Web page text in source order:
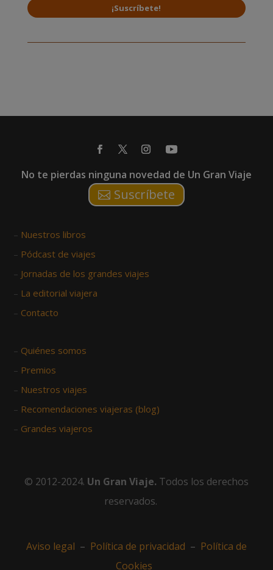
¡Suscríbete!
No te pierdas ninguna novedad de Un Gran Viaje
Suscríbete
– Nuestros libros
– Pódcast de viajes
– Jornadas de los grandes viajes
– La editorial viajera
– Contacto
– Quiénes somos
– Premios
– Nuestros viajes
– Recomendaciones viajeras (blog)
– Grandes viajeros
© 2012-2024. Un Gran Viaje. Todos los derechos
reservados.
Aviso legal – Política de privacidad – Política de
Cookies